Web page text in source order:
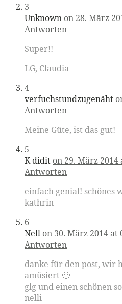
3
Unknown on 28. März
Antworten
Super!!
LG, Claudia
4
verfuchstundzugenäht
Antworten
Meine Güte, ist das gut!
5
K didit on 29. März 2014
Antworten
einfach genial! schönes
kathrin
6
Nell on 30. März 2014 at
Antworten
danke für den post, wir
amüsiert 🙂
glg und einen schönen
nelli